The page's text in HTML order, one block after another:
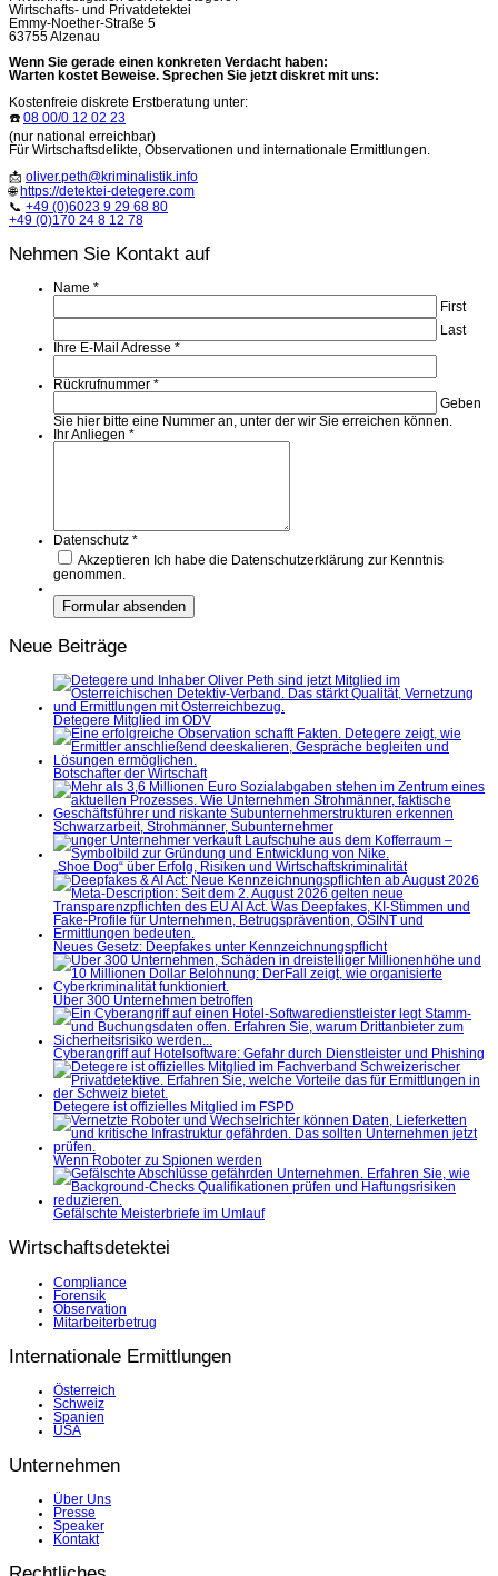
Wirtschafts- und Privatdetektei
Emmy-Noether-Straße 5
63755 Alzenau
Wenn Sie gerade einen konkreten Verdacht haben:
Warten kostet Beweise. Sprechen Sie jetzt diskret mit uns:
Kostenfreie diskrete Erstberatung unter:
☎️ 08 00/0 12 02 23
(nur national erreichbar)
Für Wirtschaftsdelikte, Observationen und internationale Ermittlungen.
📩 oliver.peth@kriminalistik.info
🌐 https://detektei-detegere.com
📞 +49 (0)6023 9 29 68 80
+49 (0)170 24 8 12 78
Nehmen Sie Kontakt auf
Name *
First
Last
Ihre E-Mail Adresse *
Rückrufnummer *
Geben
Sie hier bitte eine Nummer an, unter der wir Sie erreichen können.
Ihr Anliegen *
Datenschutz *
Akzeptieren Ich habe die Datenschutzerklärung zur Kenntnis
genommen.
Neue Beiträge
Detegere Mitglied im ÖDV
Botschafter der Wirtschaft
Schwarzarbeit, Strohmänner, Subunternehmer
„Shoe Dog“ über Erfolg, Risiken und Wirtschaftskriminalität
Neues Gesetz: Deepfakes unter Kennzeichnungspflicht
Über 300 Unternehmen betroffen
Cyberangriff auf Hotelsoftware: Gefahr durch Dienstleister und Phishing
Detegere ist offizielles Mitglied im FSPD
Wenn Roboter zu Spionen werden
Gefälschte Meisterbriefe im Umlauf
Wirtschaftsdetektei
Compliance
Forensik
Observation
Mitarbeiterbetrug
Internationale Ermittlungen
Österreich
Schweiz
Spanien
USA
Unternehmen
Über Uns
Presse
Speaker
Kontakt